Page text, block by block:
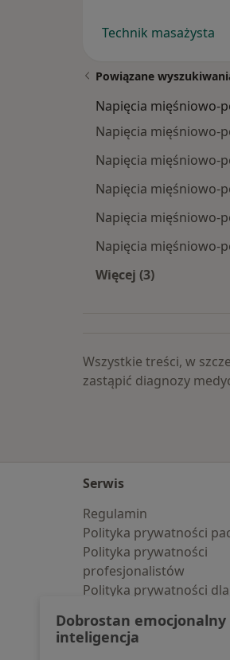
Technik masażysta
Powiązane
Napięcia mięśniowo-
Napięcia mięśniowo-
Napięcia mięśniowo-
Napięcia mięśniowo-
Napięcia mięśniowo-
Napięcia mięśniowo-
Więcej (3)
Wszystkie treści, w
zastąpić diagnozy
Serwis
Regulamin
Polityka prywatności
Polityka prywatności
profesjonalistów
Polityka prywatności dla
pozyskaliśmy
Polityka cookies
Dobrostan emocjonalny
inteligencja